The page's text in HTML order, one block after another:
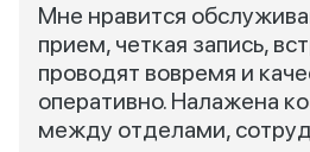
Мне нравится
прием, четкая запись,
проводят вовремя и
оперативно. Налажена
между отделами,